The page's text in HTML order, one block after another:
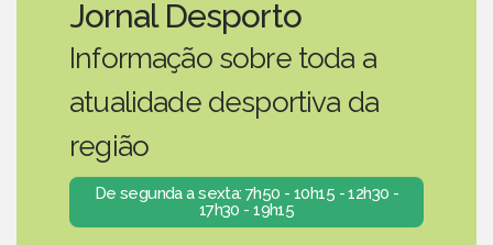
Jornal Desporto
Informação sobre toda a
atualidade desportiva da
região
De segunda a sexta: 7h50 - 10h15 - 12h30 -
17h30 - 19h15